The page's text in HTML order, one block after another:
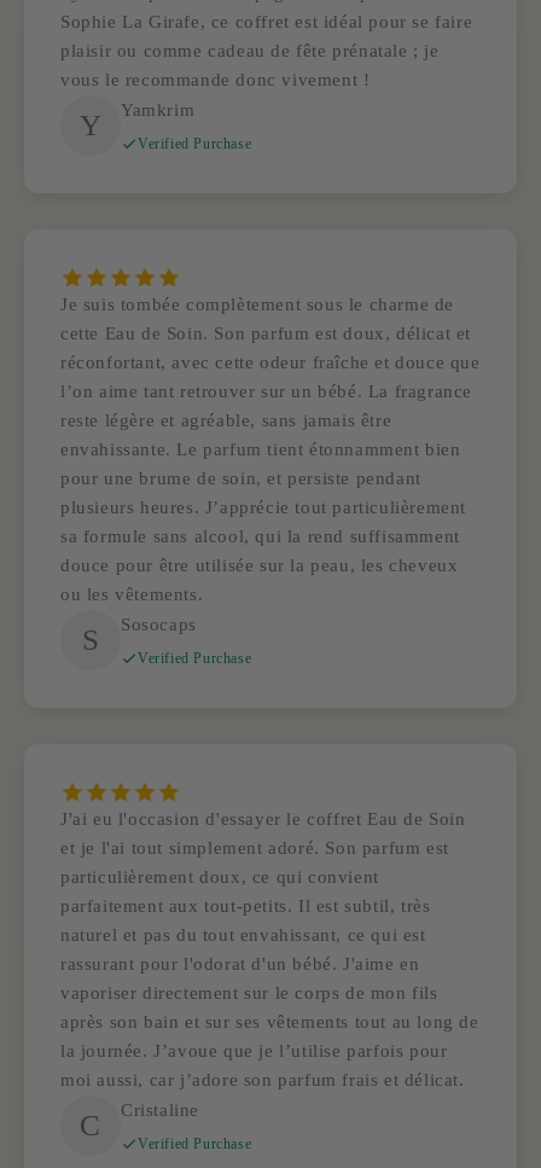
Sophie La Girafe, ce coffret est idéal pour se faire
plaisir ou comme cadeau de fête prénatale ; je
vous le recommande donc vivement !
Y Yamkrim
Verified Purchase
Je suis tombée complètement sous le charme de
cette Eau de Soin. Son parfum est doux, délicat et
réconfortant, avec cette odeur fraîche et douce que
l’on aime tant retrouver sur un bébé. La fragrance
reste légère et agréable, sans jamais être
envahissante. Le parfum tient étonnamment bien
pour une brume de soin, et persiste pendant
plusieurs heures. J’apprécie tout particulièrement
sa formule sans alcool, qui la rend suffisamment
douce pour être utilisée sur la peau, les cheveux
ou les vêtements.
S Sosocaps
Verified Purchase
J'ai eu l'occasion d'essayer le coffret Eau de Soin
et je l'ai tout simplement adoré. Son parfum est
particulièrement doux, ce qui convient
parfaitement aux tout-petits. Il est subtil, très
naturel et pas du tout envahissant, ce qui est
rassurant pour l'odorat d'un bébé. J'aime en
vaporiser directement sur le corps de mon fils
après son bain et sur ses vêtements tout au long de
la journée. J’avoue que je l’utilise parfois pour
moi aussi, car j’adore son parfum frais et délicat.
C Cristaline
Verified Purchase